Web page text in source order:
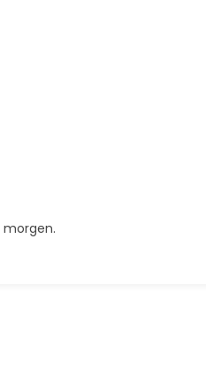
morgen.